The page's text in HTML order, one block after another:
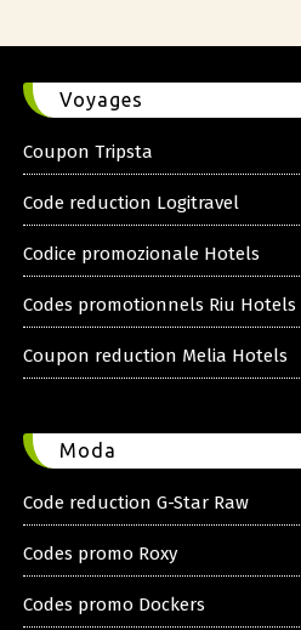
Voyages
Coupon Tripsta
Code reduction Logitravel
Codice promozionale Hotels
Codes promotionnels Riu Hotels
Coupon reduction Melia Hotels
Moda
Code reduction G-Star Raw
Codes promo Roxy
Codes promo Dockers